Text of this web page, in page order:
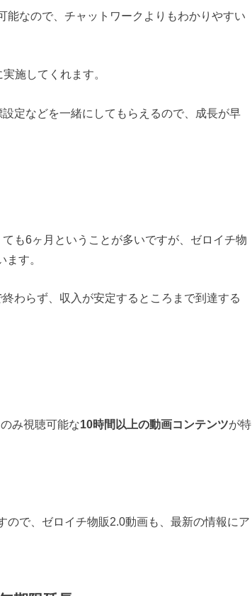
なので、チャットワークよりもわかりやすい
施してくれます。
定などを一緒にしてもらえるので、成長が早
も6ヶ月ということが多いですが、ゼロイチ物
す。
わらず、収入が安定するところまで到達する
み視聴可能な10時間以上の動画コンテンツが特
で、ゼロイチ物販2.0動画も、最新の情報にア